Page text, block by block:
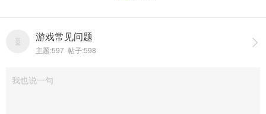

游戏常见问题
主题:597 帖子:598